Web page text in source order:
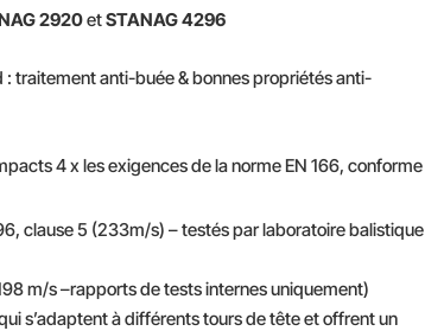
2920etSTANAG 4296
traitement anti-buée & bonnes propriétés anti-
4 x les exigences de la norme EN 166, conforme
clause 5 (233m/s) – testés par laboratoire balistique
m/s –rapports de tests internes uniquement)
s’adaptent à différents tours de tête et offrent un